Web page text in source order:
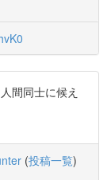
間同士に候え
(投稿一覧)